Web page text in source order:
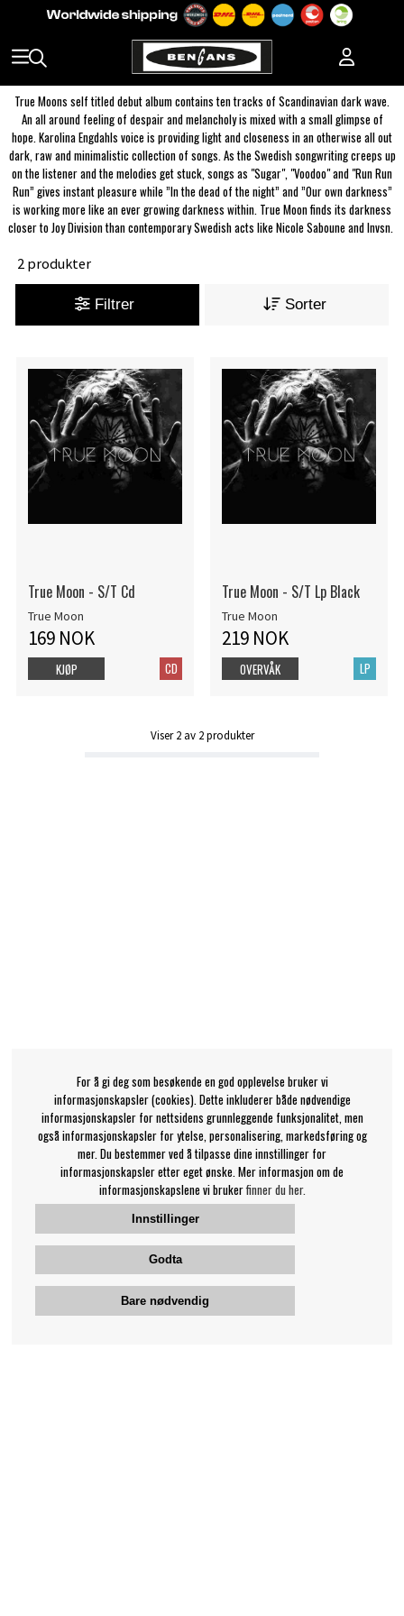
True Moons self titled debut album contains ten tracks of Scandinavian dark wave.
An all around feeling of despair and melancholy is mixed with a small glimpse of
hope. Karolina Engdahls voice is providing light and closeness in an otherwise all out
dark, raw and minimalistic collection of songs. As the Swedish songwriting creeps up
on the listener and the melodies get stuck, songs as "Sugar", "Voodoo" and "Run Run
Run” gives instant pleasure while ”In the dead of the night” and ”Our own darkness”
is working more like an ever growing darkness within. True Moon finds its darkness
closer to Joy Division than contemporary Swedish acts like Nicole Saboune and Invsn.
2 produkter
Filtrer Sorter
True Moon - S/T Cd
True Moon
169 NOK
CD
KJØP
True Moon - S/T Lp Black
True Moon
219 NOK
LP
OVERVÅK
Viser2av 2produkter
For å gi deg som besøkende en god opplevelse bruker vi
informasjonskapsler (cookies). Dette inkluderer både nødvendige
informasjonskapsler for nettsidens grunnleggende funksjonalitet, men
også informasjonskapsler for ytelse, personalisering, markedsføring og
mer. Du bestemmer ved å tilpasse dine innstillinger for
informasjonskapsler etter eget ønske. Mer informasjon om de
informasjonskapslene vi brukerfinner du her.
Innstillinger
Godta
Bare nødvendig